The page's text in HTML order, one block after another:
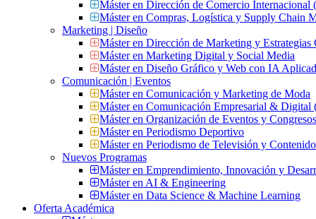
Máster en Dirección de Comercio
Máster en Compras, Logística y Supply Chain
Marketing | Diseño
Máster en Dirección de Marketing y Estrategias
Máster en Marketing Digital y Social Media
Máster en Diseño Gráfico y Web con IA
Comunicación | Eventos
Máster en Comunicación y Marketing de Moda
Máster en Comunicación Empresarial &
Máster en Organización de Eventos y
Máster en Periodismo Deportivo
Máster en Periodismo de Televisión y
Nuevos Programas
Máster en Emprendimiento, Innovación y
Máster en AI & Engineering
Máster en Data Science & Machine Learning
Oferta Académica